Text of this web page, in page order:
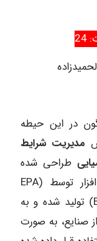
در این حیطه
مدیریت شرایط
طراحی شده
است CAMEO نام دارد. این نرم افزار توسط (EPA
(Environmental Protection Agency تولید شده و به
صنایع، به صورت